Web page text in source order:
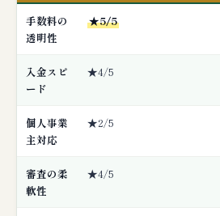
手数料の
透明性
★5/5
入金スピ
ード
★4/5
個人事業
主対応
★2/5
審査の柔
軟性
★4/5